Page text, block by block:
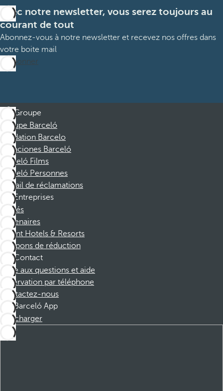
Avec notre newsletter, vous serez toujours au
courant de tout
Abonnez-vous à notre newsletter et recevez nos offres dans
votre boite mail
M’abonner
Groupe
Groupe Barceló
Fondation Barcelo
Vacaciones Barceló
Barceló Films
Barceló Personnes
Portail de réclamations
Entreprises
Affiliés
Partenaires
Dorint Hotels & Resorts
Coupons de réduction
Contact
Foire aux questions et aide
Réservation par téléphone
Contactez-nous
Barceló App
Télécharger